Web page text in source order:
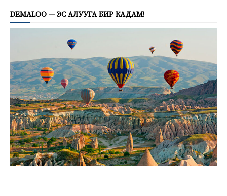
DEMALOO — ЭС АЛУУГА БИР КАДАМ!